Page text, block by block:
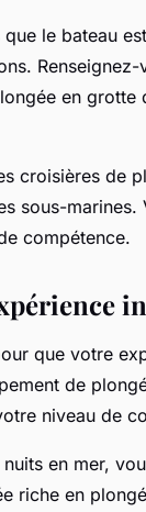
le bateau
en grotte
croisières de
sous-marines.
compétence.
que votre
de
niveau de
en mer,
riche en